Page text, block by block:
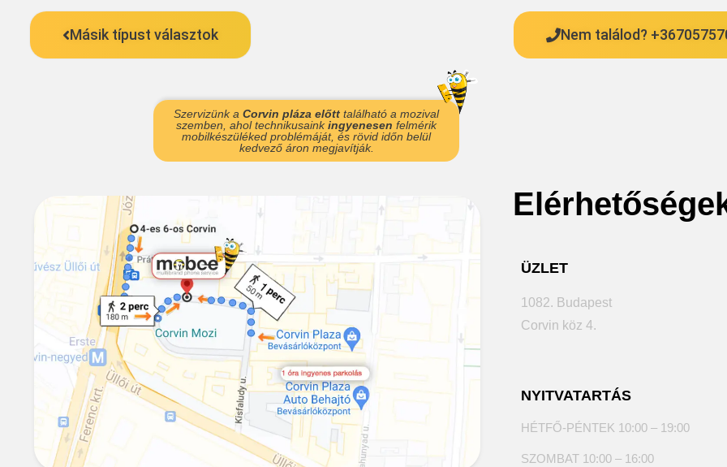
Másik típust választok Nem találod?
Szervizünk aCorvin pláza előtttalálható a mozival
szemben, ahol technikusainkingyenesen felmérik
mobilkészüléked problémáját, és rövid időn belül
kedvező áron megjavítják.
ÜZLET
1082. Budapest
Corvin köz 4.
NYITVATARTÁS
HÉTFŐ-PÉNTEK 10:00 – 19:00
SZOMBAT 10:00 – 16:00